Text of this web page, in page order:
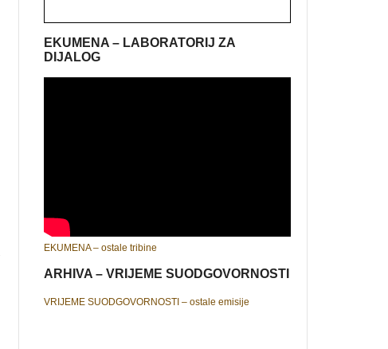
EKUMENA – LABORATORIJ ZA
DIJALOG
EKUMENA – ostale tribine
ARHIVA – VRIJEME SUODGOVORNOSTI
VRIJEME SUODGOVORNOSTI – ostale emisije